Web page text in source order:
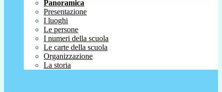
Panoramica
Presentazione
I luoghi
Le persone
I numeri della scuola
Le carte della scuola
Organizzazione
La storia